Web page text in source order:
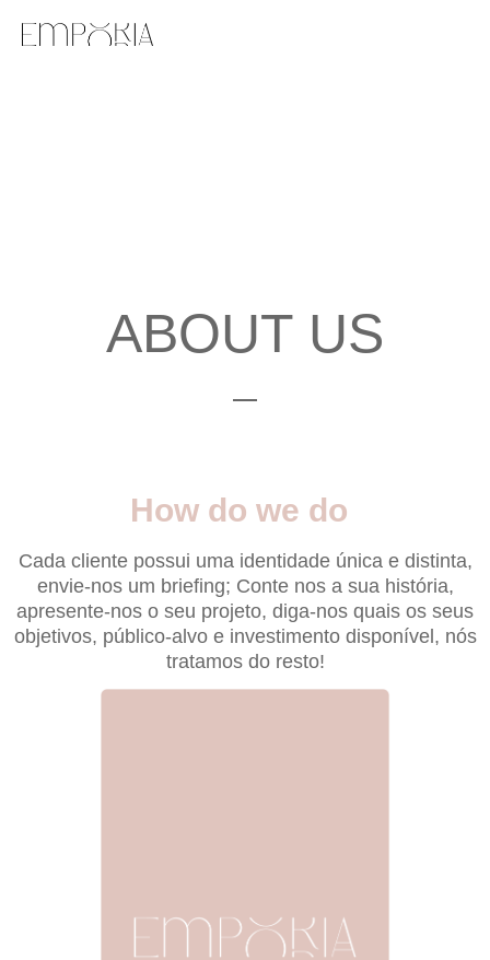
ABOUT US
How do we do
Cada cliente possui uma identidade única e distinta,
envie-nos um briefing; Conte nos a sua história,
apresente-nos o seu projeto, diga-nos quais os seus
objetivos, público-alvo e investimento disponível, nós
tratamos do resto!